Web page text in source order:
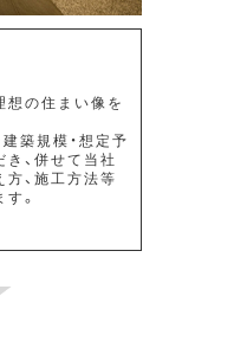
想の住まい像を
建築規模・想定予
、併せて当社
、施工方法等
。